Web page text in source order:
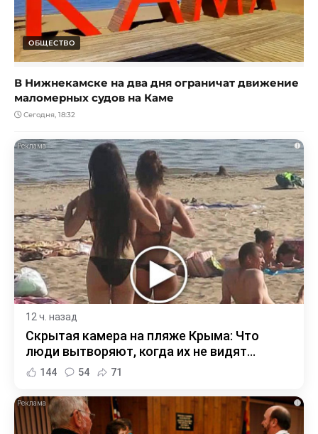
ОБЩЕСТВО
В Нижнекамске на два дня ограничат движение
маломерных судов на Каме
Сегодня, 18:32
i
12 ч. назад
Скрытая камера на пляже Крыма: Что
люди вытворяют, когда их не видят...
144 54 71
i